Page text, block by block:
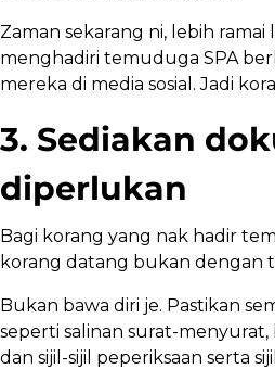
Zaman sekarang ni, lebih
menghadiri temuduga SPA
mereka di media sosial. Jadi
3. Sediakan
diperlukan
Bagi korang yang nak hadir
korang datang bukan dengan
Bukan bawa diri je. Pastikan
seperti salinan surat-
dan sijil-sijil peperiksaan serta